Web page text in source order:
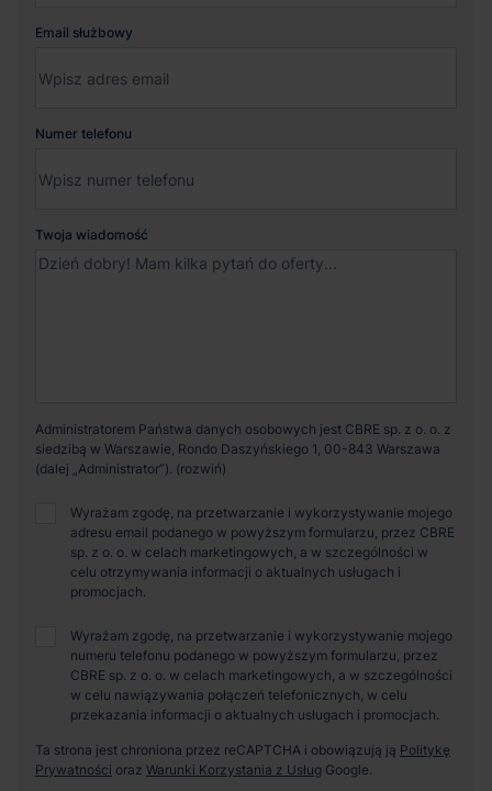
Email służbowy
Numer telefonu
Twoja wiadomość
Administratorem Państwa danych osobowych jest CBRE sp. z o. o. z
siedzibą w Warszawie, Rondo Daszyńskiego 1, 00-843 Warszawa
(dalej „Administrator”).
Wyrażam zgodę, na przetwarzanie i wykorzystywanie mojego
adresu email podanego w powyższym formularzu, przez CBRE
sp. z o. o. w celach marketingowych, a w szczególności w
celu otrzymywania informacji o aktualnych usługach i
promocjach.
Wyrażam zgodę, na przetwarzanie i wykorzystywanie mojego
numeru telefonu podanego w powyższym formularzu, przez
CBRE sp. z o. o. w celach marketingowych, a w szczególności
w celu nawiązywania połączeń telefonicznych, w celu
przekazania informacji o aktualnych usługach i promocjach.
Ta strona jest chroniona przez reCAPTCHA i obowiązują ją Politykę
Prywatności oraz Warunki Korzystania z Usług Google.